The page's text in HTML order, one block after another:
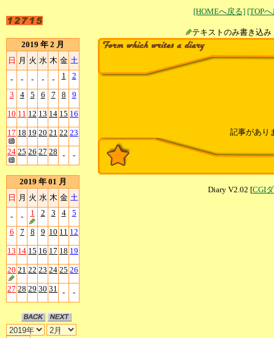
[HOMEへ戻る] [TOP
テキストのみ書
2019 年 2 月
日 月 火 水 木 金 土
- - - - - 1 2
3 4 5 6 7 8 9
10 11 12 13 14 15 16
17 18 19 20 21 22 23
24 25 26 27 28 - -
2019 年 01 月
日 月 火 水 木 金 土
- - 1 2 3 4 5
6 7 8 9 10 11 12
13 14 15 16 17 18 19
20 21 22 23 24 25 26
27 28 29 30 31 - -
記事があり
Diary V2.02 [CGI